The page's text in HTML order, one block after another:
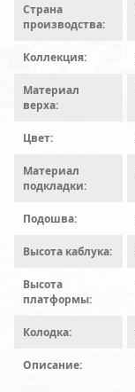
Страна
производства:
Коллекция:
Материал
верха:
Цвет:
Материал
подкладки:
Подошва:
Высота каблука:
Высота
платформы:
Колодка:
Описание: